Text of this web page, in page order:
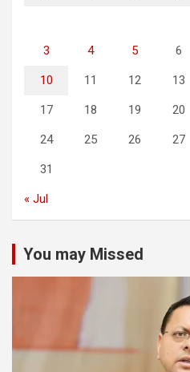
3 4 5 6
10 11 12 13
17 18 19 20
24 25 26 27
31
« Jul
You may Missed